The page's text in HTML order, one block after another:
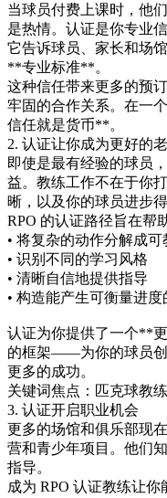
当球员付费上课时，他
是热情。认证是你专业信
它告诉球员、家长和场
**专业标准**。
这种信任带来更多的预
牢固的合作关系。在一
信任就是货币**。
2. 认证让你成为更好的
即使是最有经验的球员
益。教练工作不在于你
晰，以及你的球员进步得
RPO 的认证路径旨在帮
• 将复杂的动作分解成
• 识别不同的学习风格
• 清晰自信地提供指导
• 构造能产生可衡量进度
认证为你提供了一个**
的框架——为你的球员创
更多的成功。
关键词焦点：匹克球教
3. 认证开启职业机会
更多的场馆和俱乐部现
营和青少年项目。他们
指导。
成为 RPO 认证教练让